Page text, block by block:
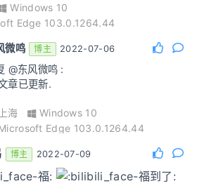
Windows 10
Edge 103.0.1264.44
微鸣 博主 2022-07-06
@东风微鸣 :
章已更新.
海
Windows 10
Edge 103.0.1264.44
博主 2022-07-09